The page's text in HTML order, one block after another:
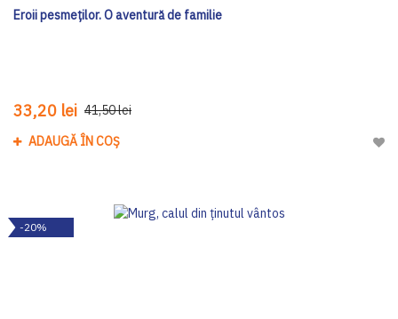
Eroii pesmeților. O aventură de familie
33,20 lei 41,50 lei
ADAUGĂ ÎN COȘ
-20%